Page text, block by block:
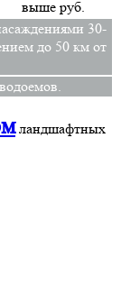
выше руб.
30-
до 50 км от
ландшафтных